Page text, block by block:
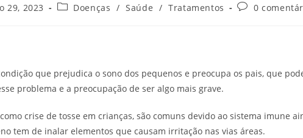
29, 2023
Categoria
Doenças / Saúde / Tratamentos
Comentários
0
que prejudica o sono dos pequenos e preocupa os pais, que
problema e a preocupação de ser algo mais grave.
crise de tosse em crianças, são comuns devido ao sistema imune
tem de inalar elementos que causam irritação nas vias áreas.